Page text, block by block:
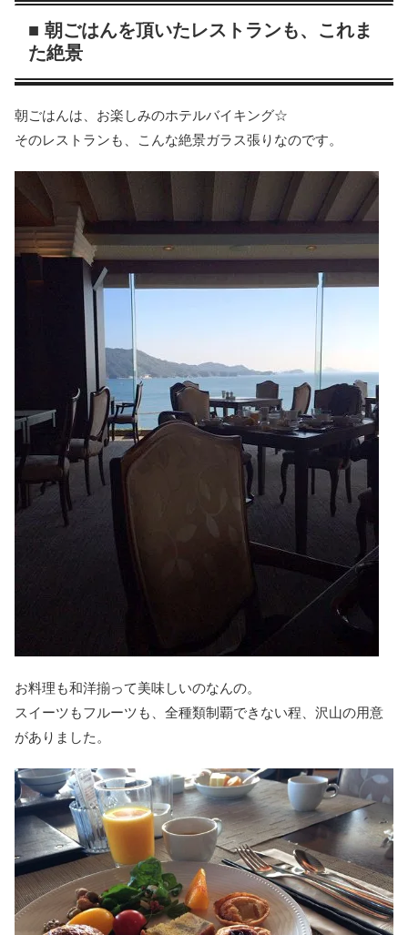
■ 朝ごはんを頂いたレストランも、これま
た絶景
朝ごはんは、お楽しみのホテルバイキング☆
そのレストランも、こんな絶景ガラス張りなのです。
お料理も和洋揃って美味しいのなんの。
スイーツもフルーツも、全種類制覇できない程、沢山の用意
がありました。